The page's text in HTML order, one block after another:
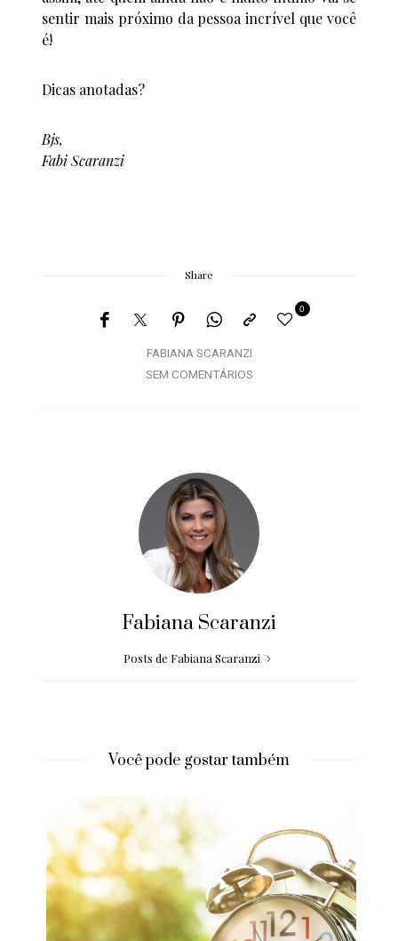
sentir mais próximo da pessoa incrível que você
é!
Dicas anotadas?
Bjs,
Fabi Scaranzi
Share
FABIANA SCARANZI
0
SEM COMENTÁRIOS
Fabiana Scaranzi
Posts de Fabiana Scaranzi
Você pode gostar também